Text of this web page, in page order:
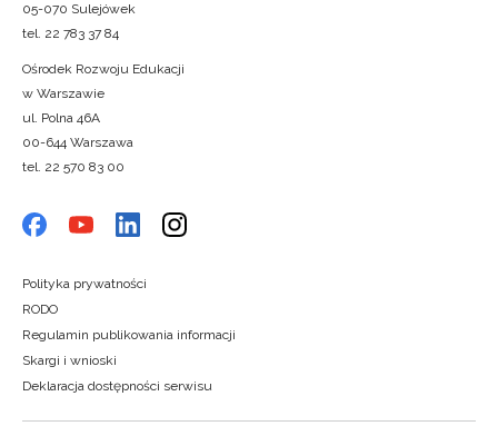
05-070 Sulejówek
tel. 22 783 37 84
Ośrodek Rozwoju Edukacji
w Warszawie
ul. Polna 46A
00-644 Warszawa
tel. 22 570 83 00
Polityka prywatności
RODO
Regulamin publikowania informacji
Skargi i wnioski
Deklaracja dostępności serwisu